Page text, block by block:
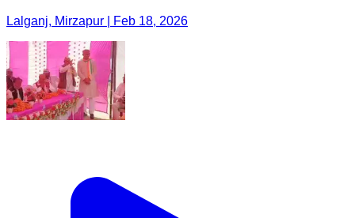
Lalganj, Mirzapur | Feb 18, 2026